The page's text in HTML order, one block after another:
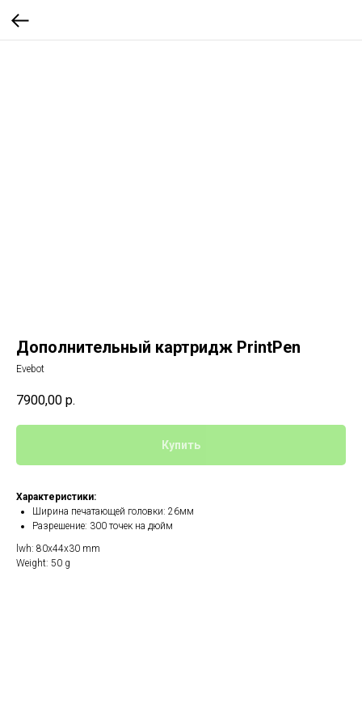
Дополнительный картридж PrintPen
Evebot
7900,00 р.
Купить
Характеристики:
Ширина печатающей головки: 26мм
Разрешение: 300 точек на дюйм
lwh: 80x44x30 mm
Weight: 50 g